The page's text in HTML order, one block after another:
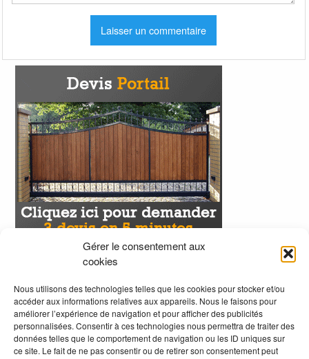
Gérer le consentement aux
cookies
Nous utilisons des technologies telles que les cookies pour stocker et/ou
accéder aux informations relatives aux appareils. Nous le faisons pour
améliorer l’expérience de navigation et pour afficher des publicités
personnalisées. Consentir à ces technologies nous permettra de traiter des
données telles que le comportement de navigation ou les ID uniques sur
ce site. Le fait de ne pas consentir ou de retirer son consentement peut